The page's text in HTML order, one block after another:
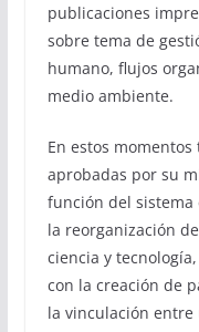
publicaciones
sobre tema de
humano, flujos
medio ambiente.
En estos
aprobadas por su
función del sistema
la reorganización
ciencia y
con la creación de
la vinculación